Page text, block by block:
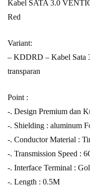
Kabel SATA 3.0
Red
Variant:
– KDDRD – Kabel Sata
transparan
Point :
-. Design Premium dan
-. Shielding : aluminum
-. Conductor Material :
-. Transmission Speed :
-. Interface Terminal :
-. Length : 0.5M